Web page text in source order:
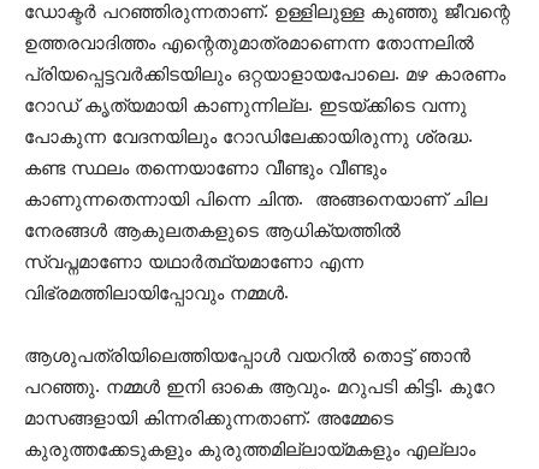
ഡോക്ടർ പറഞ്ഞിരുന്നതാണ്. ഉള്ളിലുള്ള കുഞ്ഞു ജീവന്റെ
ഉത്തരവാദിത്തം എന്റെതുമാത്രമാണെന്ന തോന്നലിൽ
പ്രിയപ്പെട്ടവർക്കിടയിലും ഒറ്റയാളായപോലെ. മഴ കാരണം
റോഡ് കൃത്യമായി കാണുന്നില്ല. ഇടയ്ക്കിടെ വന്നു
പോകുന്ന വേദനയിലും റോഡിലേക്കായിരുന്നു ശ്രദ്ധ.
കണ്ട സ്ഥലം തന്നെയാണോ വീണ്ടും വീണ്ടും
കാണുന്നതെന്നായി പിന്നെ ചിന്ത. അങ്ങനെയാണ് ചില
നേരങ്ങൾ ആകുലതകളുടെ ആധിക്യത്തിൽ
സ്വപ്നമാണോ യഥാർത്ഥ്യമാണോ എന്ന
വിഭ്രമത്തിലായിപ്പോവും നമ്മൾ.
ആശുപത്രിയിലെത്തിയപ്പോൾ വയറിൽ തൊട്ട് ഞാൻ
പറഞ്ഞു. നമ്മൾ ഇനി ഓകെ ആവും. മറുപടി കിട്ടി. കുറേ
മാസങ്ങളായി കിന്നരിക്കുന്നതാണ്. അമ്മേടെ
കുരുത്തക്കേടുകളും കുരുത്തമില്ലായ്മകളും എല്ലാം